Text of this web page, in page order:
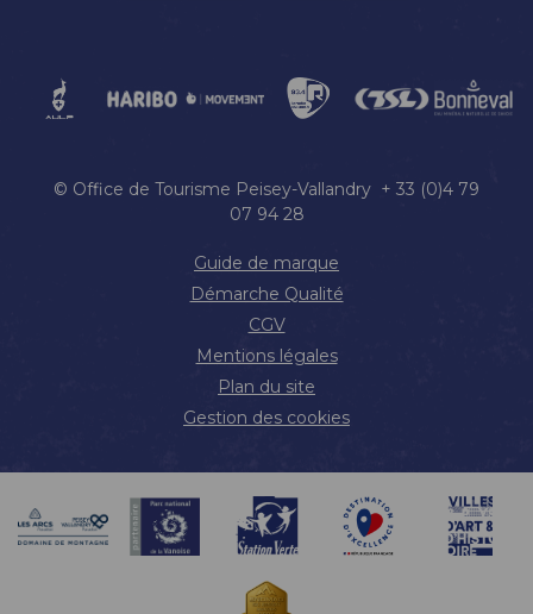
© Office de Tourisme Peisey-Vallandry + 33 (0)4 79
07 94 28
Guide de marque
Démarche Qualité
CGV
Mentions légales
Plan du site
Gestion des cookies